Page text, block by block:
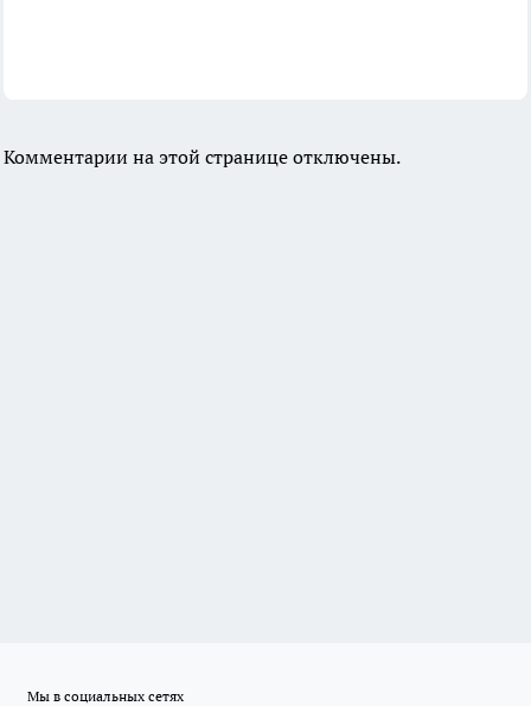
Комментарии на этой странице отключены.
Мы в социальных сетях